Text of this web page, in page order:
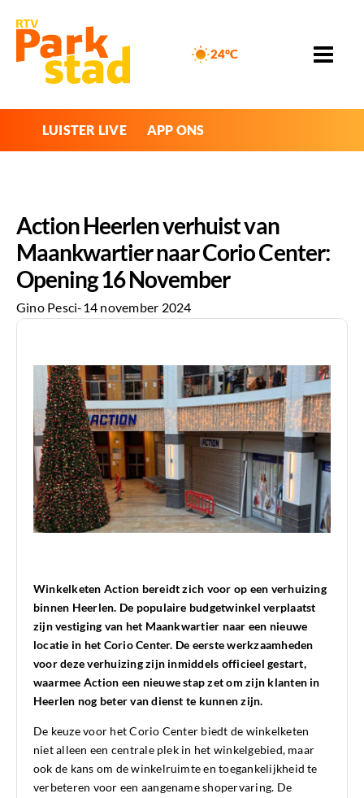
24°C
LUISTER LIVE APP ONS
Action Heerlen verhuist van
Maankwartier naar Corio Center:
Opening 16 November
Gino Pesci-14 november 2024
Winkelketen Action bereidt zich voor op een verhuizing
binnen Heerlen. De populaire budgetwinkel verplaatst
zijn vestiging van het Maankwartier naar een nieuwe
locatie in het Corio Center. De eerste werkzaamheden
voor deze verhuizing zijn inmiddels officieel gestart,
waarmee Action een nieuwe stap zet om zijn klanten in
Heerlen nog beter van dienst te kunnen zijn.
De keuze voor het Corio Center biedt de winkelketen
niet alleen een centrale plek in het winkelgebied, maar
ook de kans om de winkelruimte en toegankelijkheid te
verbeteren voor een aangename shopervaring. De